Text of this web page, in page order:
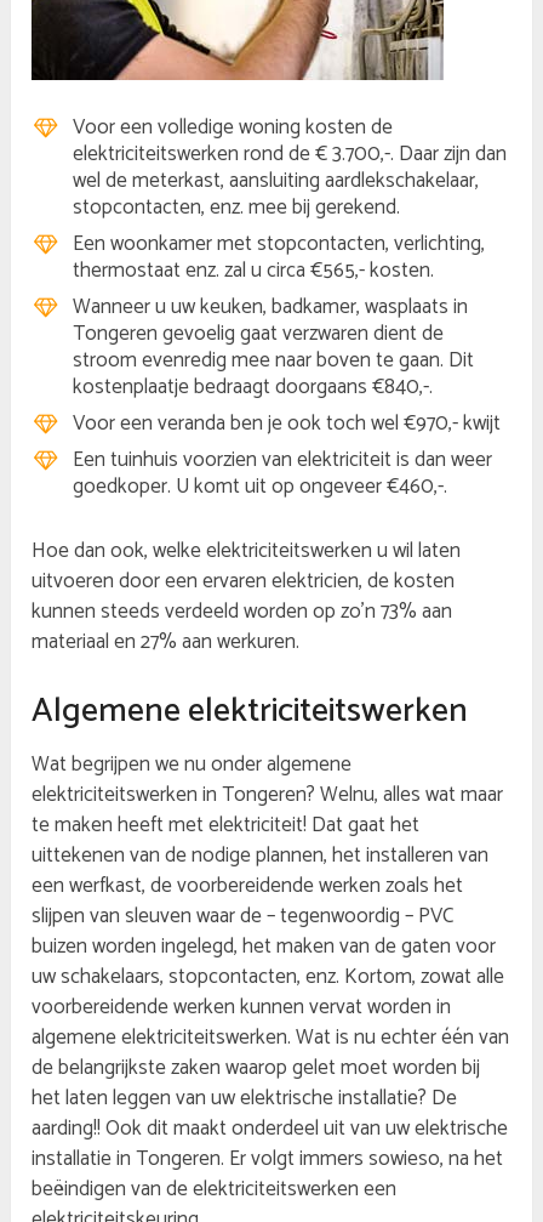
Voor een volledige woning kosten de
elektriciteitswerken rond de € 3.700,-. Daar zijn dan
wel de meterkast, aansluiting aardlekschakelaar,
stopcontacten, enz. mee bij gerekend.
Een woonkamer met stopcontacten, verlichting,
thermostaat enz. zal u circa €565,- kosten.
Wanneer u uw keuken, badkamer, wasplaats in
Tongeren gevoelig gaat verzwaren dient de
stroom evenredig mee naar boven te gaan. Dit
kostenplaatje bedraagt doorgaans €840,-.
Voor een veranda ben je ook toch wel €970,- kwijt
Een tuinhuis voorzien van elektriciteit is dan weer
goedkoper. U komt uit op ongeveer €460,-.
Hoe dan ook, welke elektriciteitswerken u wil laten
uitvoeren door een ervaren elektricien, de kosten
kunnen steeds verdeeld worden op zo’n 73% aan
materiaal en 27% aan werkuren.
Algemene elektriciteitswerken
Wat begrijpen we nu onder algemene
elektriciteitswerken in Tongeren? Welnu, alles wat maar
te maken heeft met elektriciteit! Dat gaat het
uittekenen van de nodige plannen, het installeren van
een werfkast, de voorbereidende werken zoals het
slijpen van sleuven waar de – tegenwoordig – PVC
buizen worden ingelegd, het maken van de gaten voor
uw schakelaars, stopcontacten, enz. Kortom, zowat alle
voorbereidende werken kunnen vervat worden in
algemene elektriciteitswerken. Wat is nu echter één van
de belangrijkste zaken waarop gelet moet worden bij
het laten leggen van uw elektrische installatie? De
aarding!! Ook dit maakt onderdeel uit van uw elektrische
installatie in Tongeren. Er volgt immers sowieso, na het
beëindigen van de elektriciteitswerken een